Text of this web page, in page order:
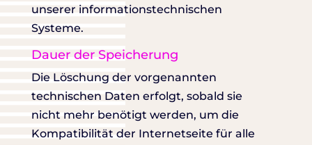
unserer informationstechnischen
Systeme.
Dauer der Speicherung
Die Löschung der vorgenannten
technischen Daten erfolgt, sobald sie
nicht mehr benötigt werden, um die
Kompatibilität der Internetseite für alle